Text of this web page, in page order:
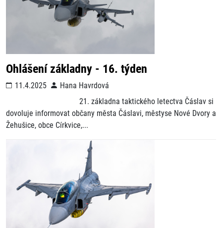
Ohlášení základny - 16. týden
11.4.2025
Hana Havrdová
21. základna taktického letectva Čáslav si
dovoluje informovat občany města Čáslavi, městyse Nové Dvory a
Žehušice, obce Církvice,...